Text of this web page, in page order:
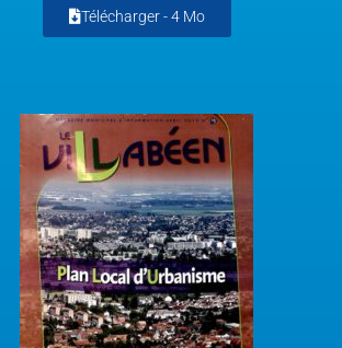
Télécharger -4 Mo